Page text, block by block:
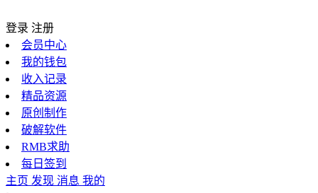
登录 注册
会员中心
我的钱包
收入记录
精品资源
原创制作
破解软件
RMB求助
每日签到
主页 发现 消息 我的